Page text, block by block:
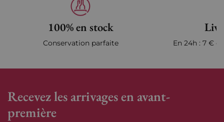
100% en stock
Conservation parfaite En 24h : 7 €
Recevez les arrivages en avant-
première